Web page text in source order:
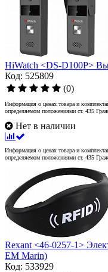
HiWatch <DS-D100P>
Код: 525809
(0)
Информация о ценах товара и
определяемом положениями ст. 435
Нет в наличии
Информация о ценах товара и
определяемом положениями ст. 435
Rexant <46-0257-1>
EM Marin)
Код: 533929